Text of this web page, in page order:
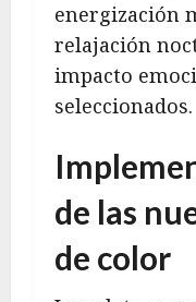
energización
relajación
impacto
seleccionados.
de las
de color